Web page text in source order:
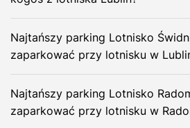
Najtańszy parking Lotnisko
zaparkować przy lotnisku w
Najtańszy parking Lotnisko
zaparkować przy lotnisku w